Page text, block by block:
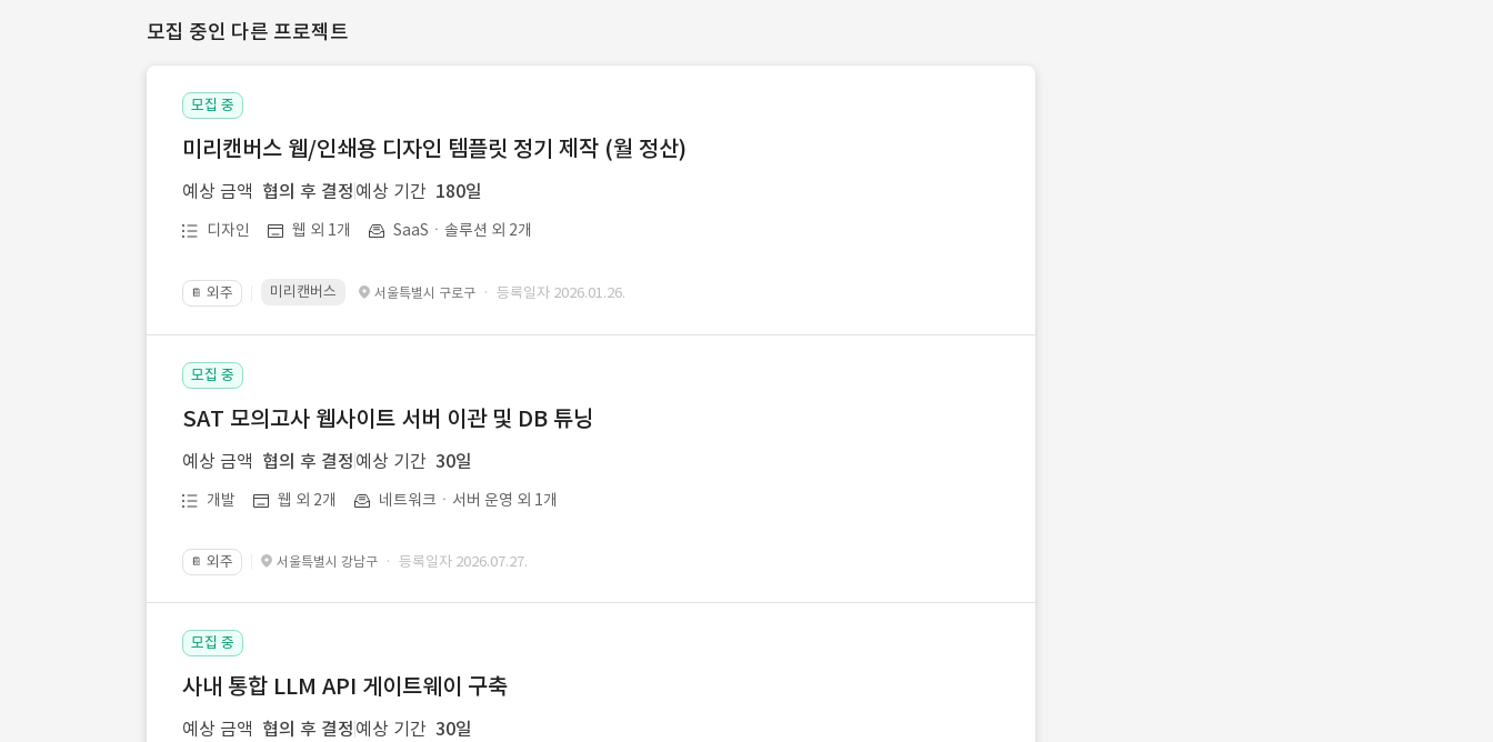
모집 중인 다른 프로젝트
모집 중
미리캔버스 웹/인쇄용 디자인 템플릿 정기 제작 (월 정산)
예상 금액 협의 후 결정 예상 기간 180일
디자인 웹 외 1개 SaaSㆍ솔루션 외 2개
📔 외주 미리캔버스 서울특별시 구로구 · 등록일자 2026.01.26.
모집 중
SAT 모의고사 웹사이트 서버 이관 및 DB 튜닝
예상 금액 협의 후 결정 예상 기간 30일
개발 웹 외 2개 네트워크ㆍ서버 운영 외 1개
📔 외주 서울특별시 강남구 · 등록일자 2026.07.27.
모집 중
사내 통합 LLM API 게이트웨이 구축
예상 금액 협의 후 결정 예상 기간 30일